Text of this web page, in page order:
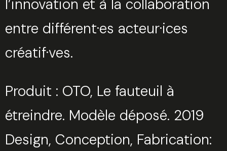
l’innovation et à la collaboration
entre différent·es acteur·ices
créatif·ves.
Produit : OTO, Le fauteuil à
étreindre. Modèle déposé. 2019
Design, Conception, Fabrication:
Trouvez votre session
Sélectionnez une manufacture